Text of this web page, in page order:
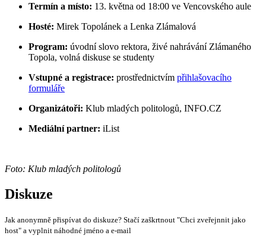
Termín a místo: 13. května od 18:00 ve Vencovského aule
Hosté: Mirek Topolánek a Lenka Zlámalová
Program: úvodní slovo rektora, živé nahrávání Zlámaného
Topola, volná diskuse se studenty
Vstupné a registrace: prostřednictvím přihlašovacího
formuláře
Organizátoři: Klub mladých politologů, INFO.CZ
Mediální partner: iList
Foto: Klub mladých politologů
Diskuze
Jak anonymně přispívat do diskuze? Stačí zaškrtnout "Chci zveřejnnit jako
host" a vyplnit náhodné jméno a e-mail